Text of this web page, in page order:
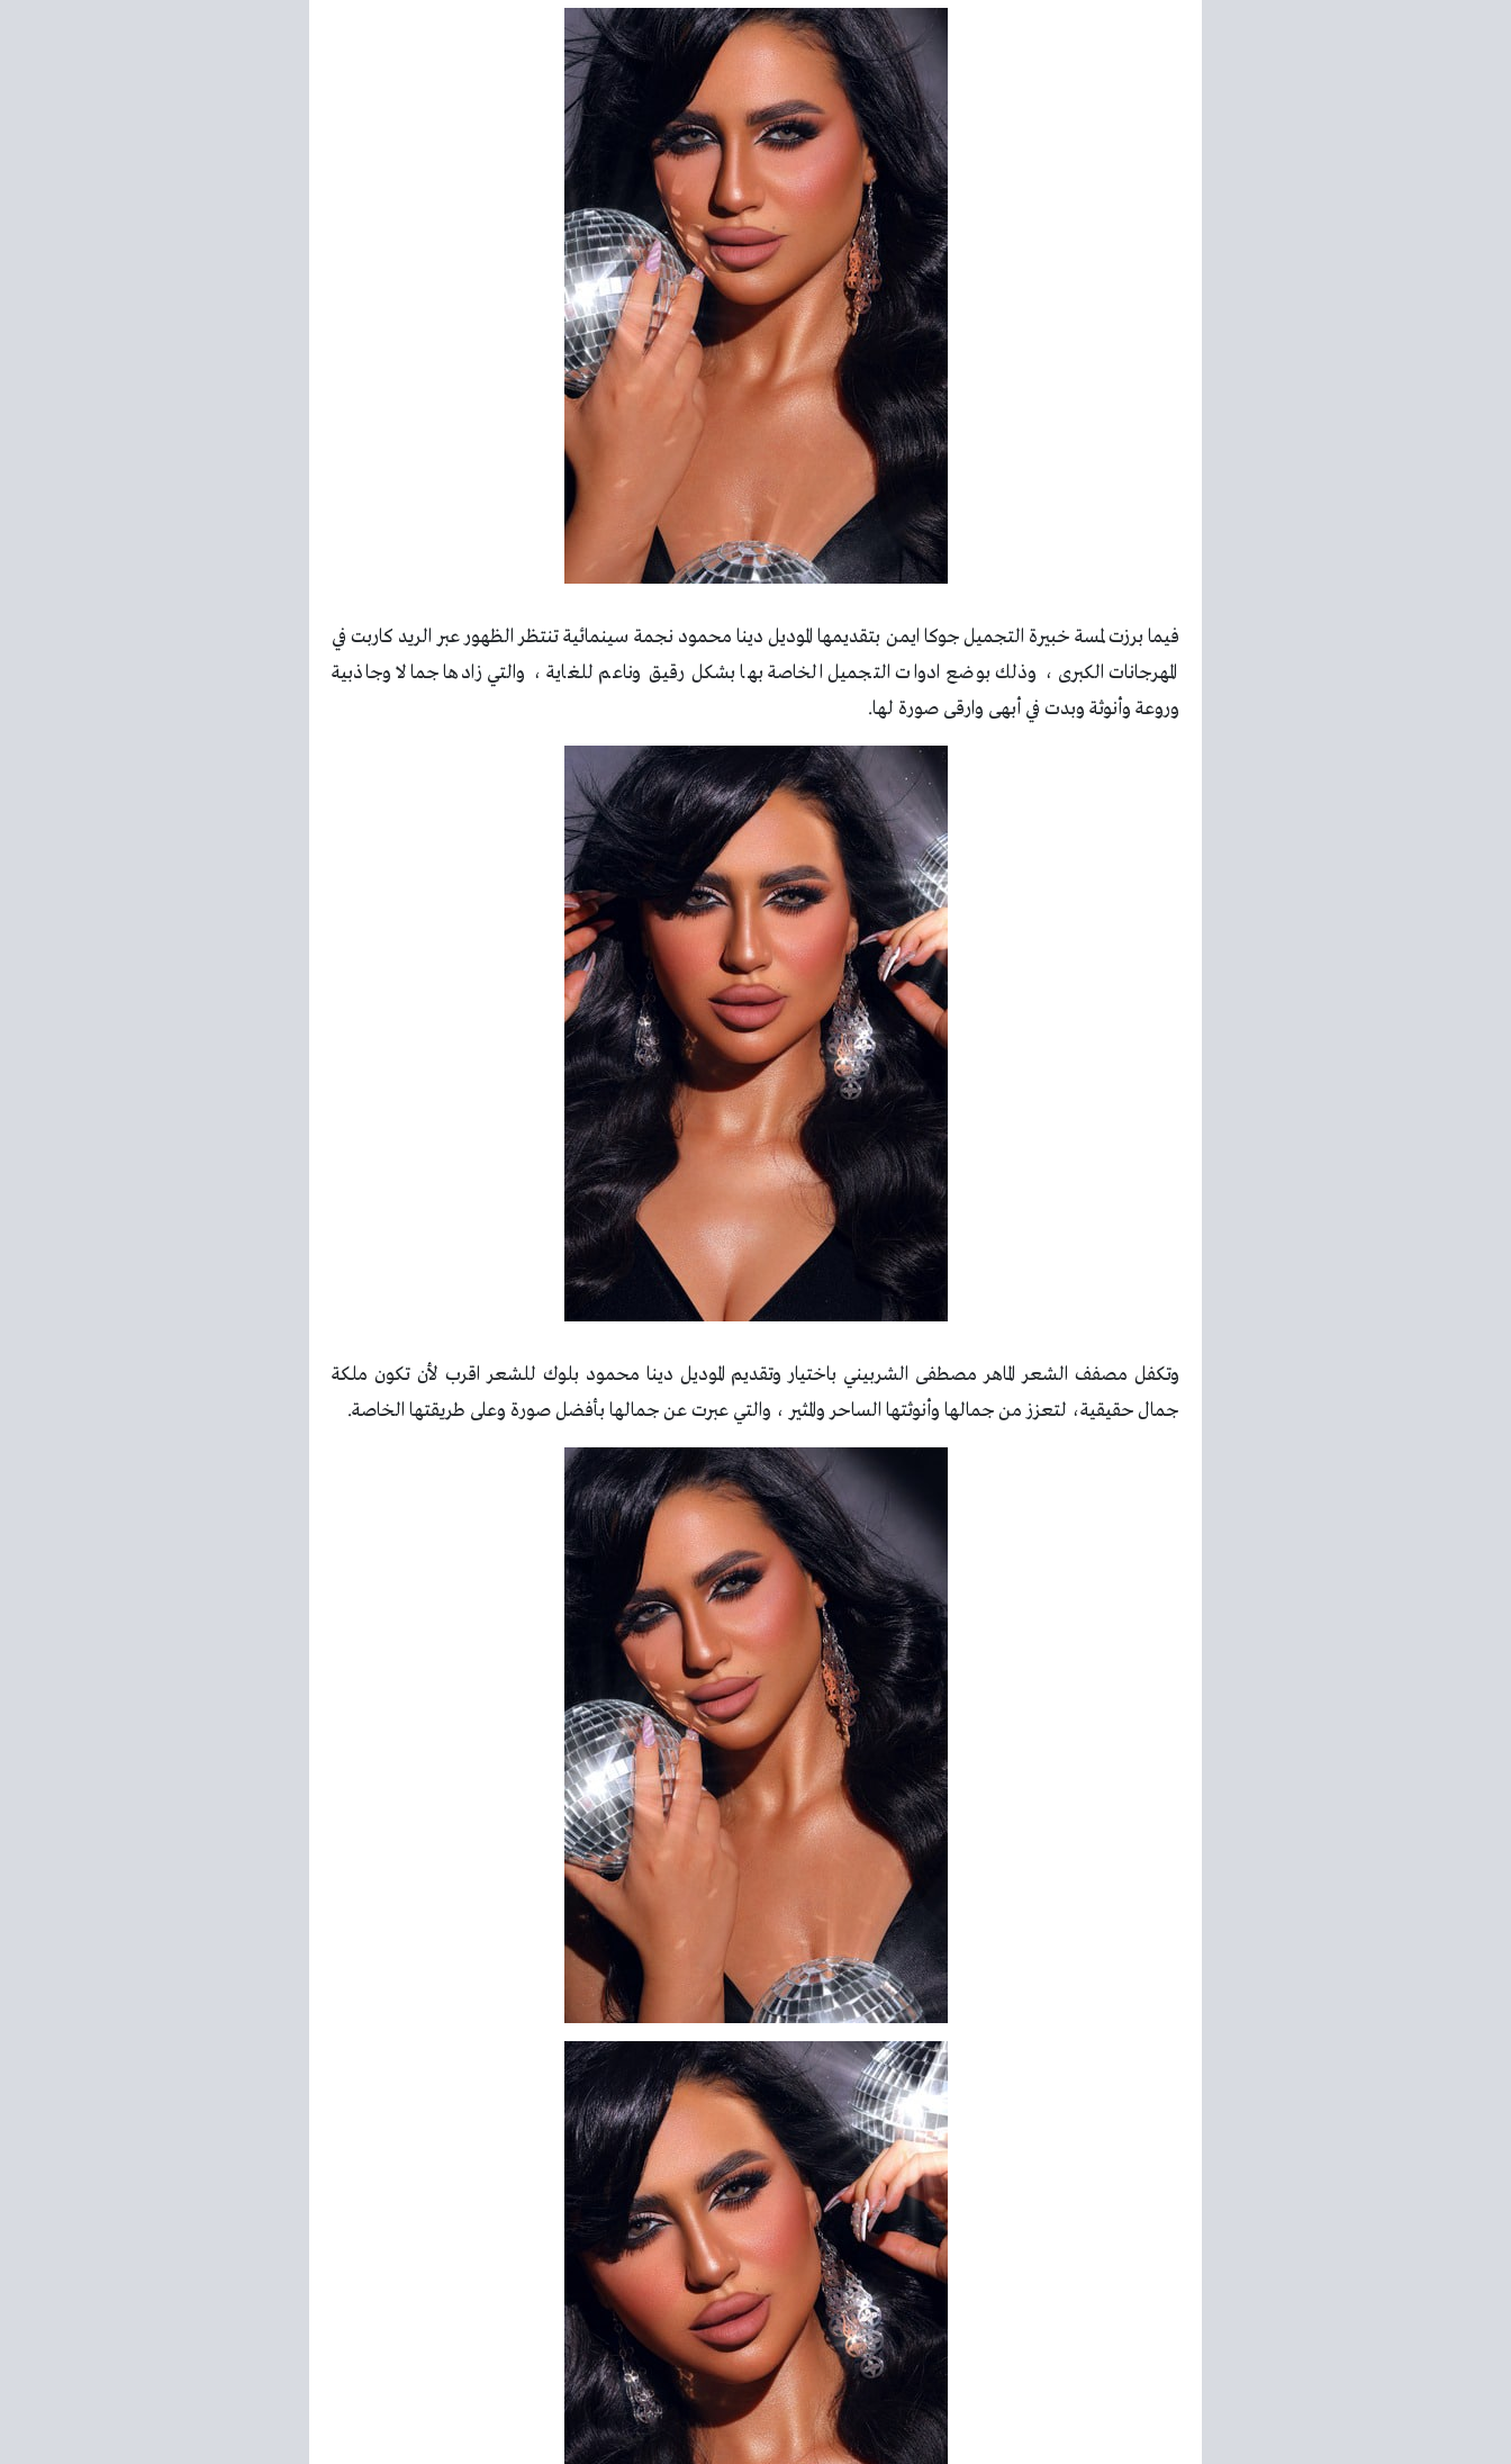
فيما برزت لمسة خبيرة التجميل جوكا ايمن بتقديمها الموديل دينا محمود نجمة سينمائية تنتظر الظهور عبر الريد كاربت في
المهرجانات الكبرى ، وذلك بوضع ادوات التجميل الخاصة بها بشكل رقيق وناعم للغاية ، والتي زادها جمالا وجاذبية
وروعة وأنوثة وبدت في أبهى وارقى صورة لها.
وتكفل مصفف الشعر الماهر مصطفى الشربيني باختيار وتقديم الموديل دينا محمود بلوك للشعر اقرب لأن تكون ملكة
جمال حقيقية، لتعزز من جمالها وأنوثتها الساحر والمثير ، والتي عبرت عن جمالها بأفضل صورة وعلى طريقتها الخاصة.